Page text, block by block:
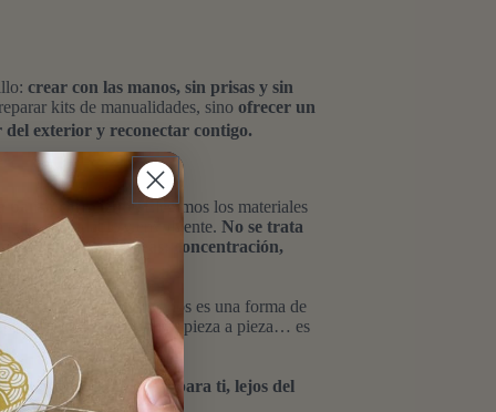
crear con las manos, sin prisas y sin
kits de manualidades, sino ofrecer un
del exterior y reconectar contigo.
pausa consciente.Elegimos los materiales
claro, agradable y envolvente. No se trata
mientras creas: concentración,
trabajar con las manos es una forma de
en el reloj, montar pieza a pieza… es
Es tiempo real para ti, lejos del